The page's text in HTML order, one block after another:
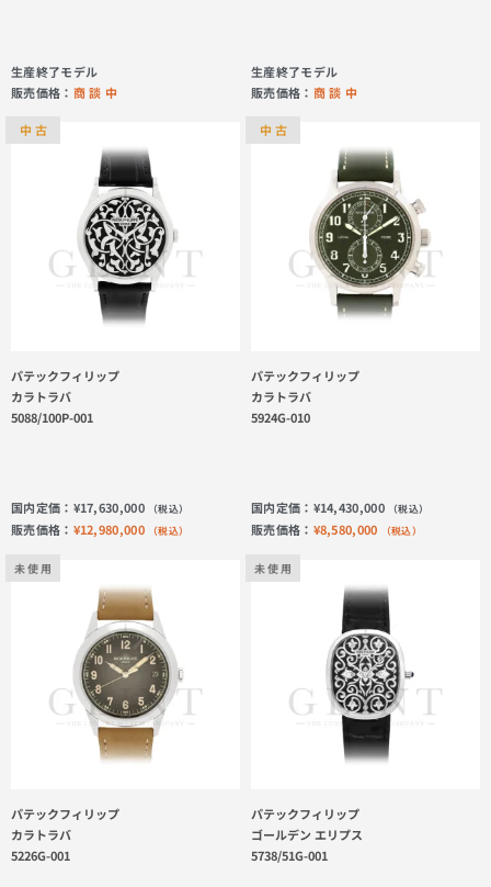
生産終了モデル
販売価格： 商 談 中
生産終了モデル
販売価格： 商 談 中
中 古
パテックフィリップ
カラトラバ
5088/100P-001
国内定価： ¥17,630,000 （税込）
販売価格： ¥12,980,000 （税込）
中 古
パテックフィリップ
カラトラバ
5924G-010
国内定価： ¥14,430,000 （税込）
販売価格： ¥8,580,000 （税込）
未 使 用
パテックフィリップ
カラトラバ
5226G-001
未 使 用
パテックフィリップ
ゴールデン エリプス
5738/51G-001